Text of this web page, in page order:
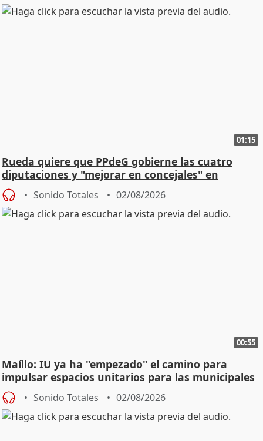
01:15
Rueda quiere que PPdeG gobierne las cuatro
diputaciones y "mejorar en concejales" en
ciudades
Sonido Totales 02/08/2026
00:55
Maíllo: IU ya ha "empezado" el camino para
impulsar espacios unitarios para las municipales
Sonido Totales 02/08/2026